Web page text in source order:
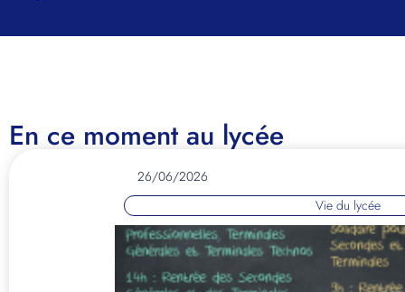
En ce moment au lycée
26/06/2026
Vie du lycée